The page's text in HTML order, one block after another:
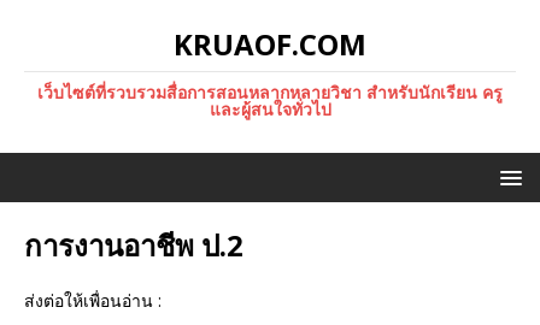
KRUAOF.COM
เว็บไซต์ที่รวบรวมสื่อการสอนหลากหลายวิชา สำหรับนักเรียน ครู
และผู้สนใจทั่วไป
การงานอาชีพ ป.2
ส่งต่อให้เพื่อนอ่าน :